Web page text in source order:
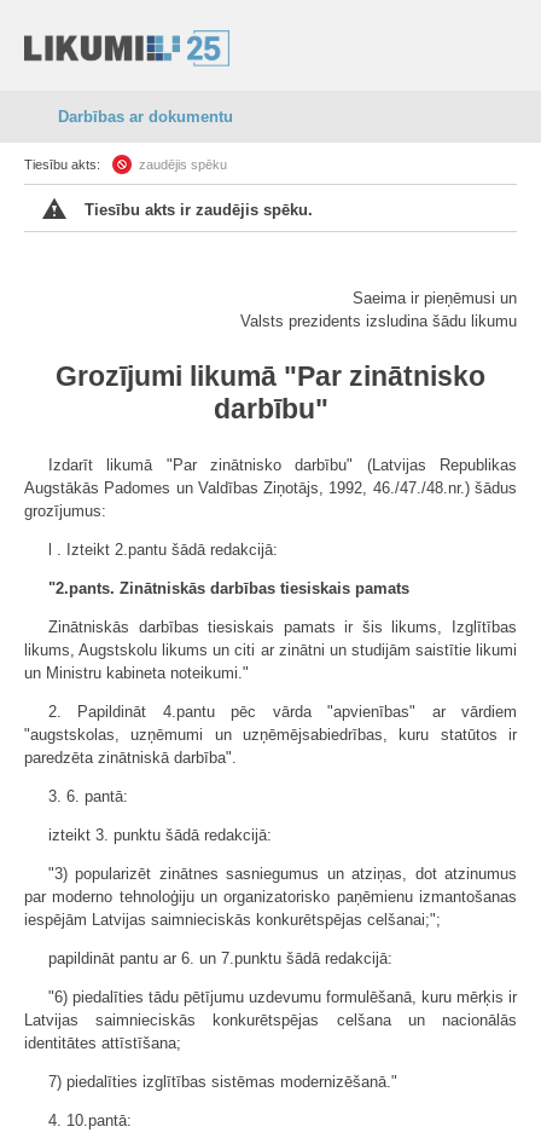
Darbības ar dokumentu
Tiesību akts: zaudējis spēku
Tiesību akts ir zaudējis spēku.
Saeima ir pieņēmusi un
Valsts prezidents izsludina šādu likumu
Grozījumi likumā "Par zinātnisko
darbību"
Izdarīt likumā "Par zinātnisko darbību" (Latvijas Republikas
Augstākās Padomes un Valdības Ziņotājs, 1992, 46./47./48.nr.) šādus
grozījumus:
l . Izteikt 2.pantu šādā redakcijā:
"2.pants. Zinātniskās darbības tiesiskais pamats
Zinātniskās darbības tiesiskais pamats ir šis likums, Izglītības
likums, Augstskolu likums un citi ar zinātni un studijām saistītie likumi
un Ministru kabineta noteikumi."
2. Papildināt 4.pantu pēc vārda "apvienības" ar vārdiem
"augstskolas, uzņēmumi un uzņēmējsabiedrības, kuru statūtos ir
paredzēta zinātniskā darbība".
3. 6. pantā:
izteikt 3. punktu šādā redakcijā:
"3) popularizēt zinātnes sasniegumus un atziņas, dot atzinumus
par moderno tehnoloģiju un organizatorisko paņēmienu izmantošanas
iespējām Latvijas saimnieciskās konkurētspējas celšanai;";
papildināt pantu ar 6. un 7.punktu šādā redakcijā:
"6) piedalīties tādu pētījumu uzdevumu formulēšanā, kuru mērķis ir
Latvijas saimnieciskās konkurētspējas celšana un nacionālās
identitātes attīstīšana;
7) piedalīties izglītības sistēmas modernizēšanā."
4. 10.pantā: